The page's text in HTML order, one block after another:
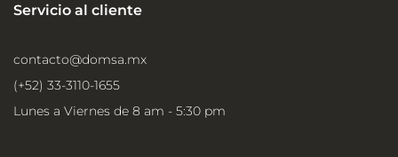
Servicio al cliente
contacto@domsa.mx
(+52) 33-3110-1655
Lunes a Viernes de 8 am - 5:30 pm